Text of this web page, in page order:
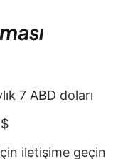
7 ABD doları
iletişime geçin